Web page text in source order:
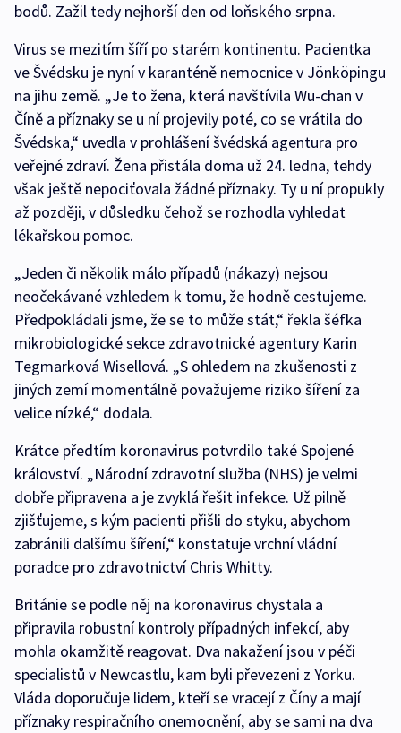
bodů. Zažil tedy nejhorší den od loňského srpna.
Virus se mezitím šíří po starém kontinentu. Pacientka
ve Švédsku je nyní v karanténě nemocnice v Jönköpingu
na jihu země. „Je to žena, která navštívila Wu-chan v
Číně a příznaky se u ní projevily poté, co se vrátila do
Švédska,“ uvedla v prohlášení švédská agentura pro
veřejné zdraví. Žena přistála doma už 24. ledna, tehdy
však ještě nepociťovala žádné příznaky. Ty u ní propukly
až později, v důsledku čehož se rozhodla vyhledat
lékařskou pomoc.
„Jeden či několik málo případů (nákazy) nejsou
neočekávané vzhledem k tomu, že hodně cestujeme.
Předpokládali jsme, že se to může stát,“ řekla šéfka
mikrobiologické sekce zdravotnické agentury Karin
Tegmarková Wisellová. „S ohledem na zkušenosti z
jiných zemí momentálně považujeme riziko šíření za
velice nízké,“ dodala.
Krátce předtím koronavirus potvrdilo také Spojené
království. „Národní zdravotní služba (NHS) je velmi
dobře připravena a je zvyklá řešit infekce. Už pilně
zjišťujeme, s kým pacienti přišli do styku, abychom
zabránili dalšímu šíření,“ konstatuje vrchní vládní
poradce pro zdravotnictví Chris Whitty.
Británie se podle něj na koronavirus chystala a
připravila robustní kontroly případných infekcí, aby
mohla okamžitě reagovat. Dva nakažení jsou v péči
specialistů v Newcastlu, kam byli převezeni z Yorku.
Vláda doporučuje lidem, kteří se vracejí z Číny a mají
příznaky respiračního onemocnění, aby se sami na dva